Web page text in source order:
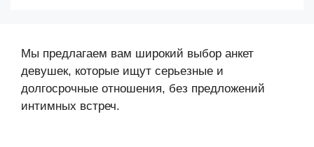
Мы предлагаем вам широкий выбор анкет
девушек, которые ищут серьезные и
долгосрочные отношения, без предложений
интимных встреч.